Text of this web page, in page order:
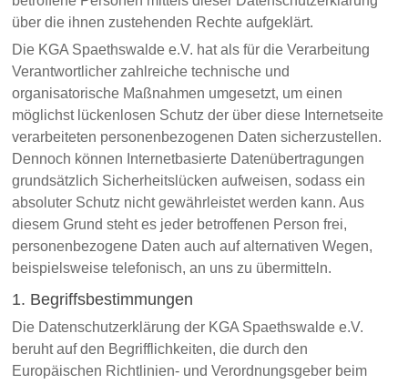
über die ihnen zustehenden Rechte aufgeklärt.
Die KGA Spaethswalde e.V. hat als für die Verarbeitung
Verantwortlicher zahlreiche technische und
organisatorische Maßnahmen umgesetzt, um einen
möglichst lückenlosen Schutz der über diese Internetseite
verarbeiteten personenbezogenen Daten sicherzustellen.
Dennoch können Internetbasierte Datenübertragungen
grundsätzlich Sicherheitslücken aufweisen, sodass ein
absoluter Schutz nicht gewährleistet werden kann. Aus
diesem Grund steht es jeder betroffenen Person frei,
personenbezogene Daten auch auf alternativen Wegen,
beispielsweise telefonisch, an uns zu übermitteln.
1. Begriffsbestimmungen
Die Datenschutzerklärung der KGA Spaethswalde e.V.
beruht auf den Begrifflichkeiten, die durch den
Europäischen Richtlinien- und Verordnungsgeber beim